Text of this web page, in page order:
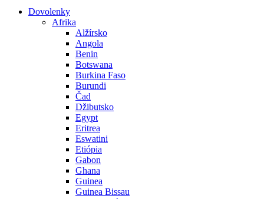
Dovolenky
Afrika
Alžírsko
Angola
Benin
Botswana
Burkina Faso
Burundi
Čad
Džibutsko
Egypt
Eritrea
Eswatini
Etiópia
Gabon
Ghana
Guinea
Guinea Bissau